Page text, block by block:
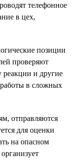
телефонное
в цех,
позиции
проверяют
реакции и другие
работы в сложных
отправляются
для оценки
на опасном